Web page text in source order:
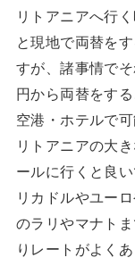
リトアニアへ行
と現地で両替を
すが、諸事情で
円から両替をす
空港・ホテルで可
リトアニアの大
ールに行くと良
リカドルやユー
のラリやマナト
りレートがよくあ